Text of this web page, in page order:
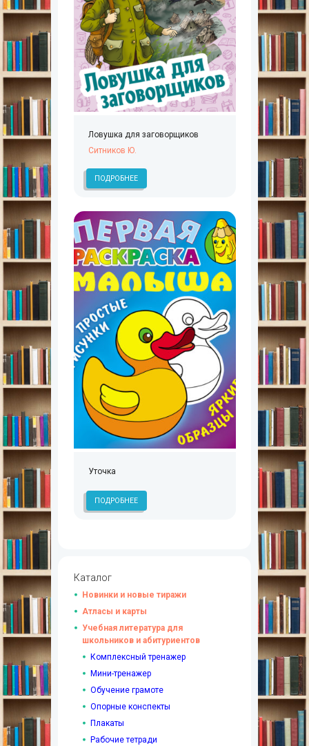
Ловушка для заговорщиков
Ситников Ю.
ПОДРОБНЕЕ
Уточка
ПОДРОБНЕЕ
Каталог
Новинки и новые тиражи
Атласы и карты
Учебная литература для
школьников и абитуриентов
Комплексный тренажер
Мини-тренажер
Обучение грамоте
Опорные конспекты
Плакаты
Рабочие тетради